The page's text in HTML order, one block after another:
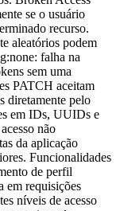
se o usuário
recurso.
aleatórios podem
falha na
sem uma
PATCH aceitam
diretamente pelo
em IDs, UUIDs e
não
da aplicação
Funcionalidades
de perfil
em requisições
níveis de acesso